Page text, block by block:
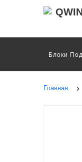
Блоки
Главная